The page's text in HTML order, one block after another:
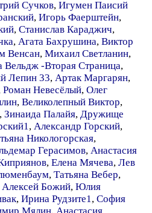
Сучков, Игумен Паисий
, Игорь Фаерштейн,
, Станислав Караджич,
, Агата Бахрушина, Виктор
Венсан, Михаил Светланин,
Вельдж -Вторая Страница,
Лепин 33, Артак Маргарян,
Роман Невесёлый, Олег
, Великолепный Виктор,
, Зинаида Палайя, Дружище
, Александр Горский,
Никологорская,
Герасимов, Анастасия
, Елена Мячева, Лев
, Татьяна Вебер,
Алексей Божий, Юлия
, Ирина Рудзите1, София